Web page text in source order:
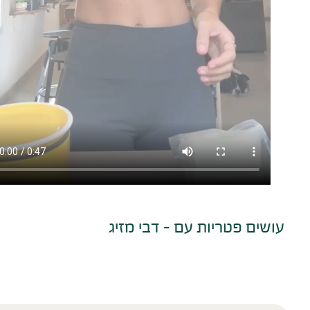
עושים פטריות עם – דבי מזיג